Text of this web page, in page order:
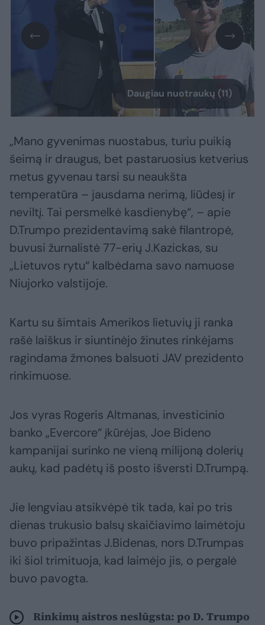
Daugiau nuotraukų (11)
„Mano gyvenimas nuostabus, turiu puikią
šeimą ir draugus, bet pastaruosius ketverius
metus gyvenau tarsi su neaukšta
temperatūra – jausdama nerimą, liūdesį ir
neviltį. Tai persmelkė kasdienybę“, – apie
D.Trumpo prezidentavimą sakė filantropė,
buvusi žurnalistė 77-erių J.Kazickas, su
„Lietuvos rytu“ kalbėdama savo namuose
Niujorko valstijoje.
Kartu su šimtais Amerikos lietuvių ji ranka
rašė laiškus ir siuntinėjo žinutes rinkėjams
ragindama žmones balsuoti JAV prezidento
rinkimuose.
Jos vyras Rogeris Altmanas, investicinio
banko „Evercore“ įkūrėjas, Joe Bideno
kampanijai surinko ne vieną milijoną dolerių
aukų, kad padėtų iš posto išversti D.Trumpą.
Jie lengviau atsikvėpė tik tada, kai po tris
dienas trukusio balsų skaičiavimo laimėtoju
buvo pripažintas J.Bidenas, nors D.Trumpas
iki šiol trimituoja, kad laimėjo jis, o pergalė
buvo pavogta.
Rinkimų aistros neslūgsta: po D. Trumpo